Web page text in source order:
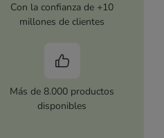
Con la confianza de +10
millones de clientes
Más de 8.000 productos
disponibles